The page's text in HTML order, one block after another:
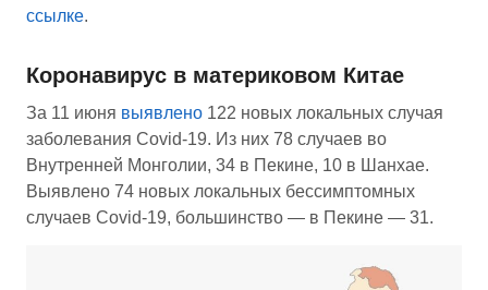
ссылке.
Коронавирус в материковом Китае
За 11 июня выявлено 122 новых локальных случая
заболевания Covid-19. Из них 78 случаев во
Внутренней Монголии, 34 в Пекине, 10 в Шанхае.
Выявлено 74 новых локальных бессимптомных
случаев Covid-19, большинство — в Пекине — 31.